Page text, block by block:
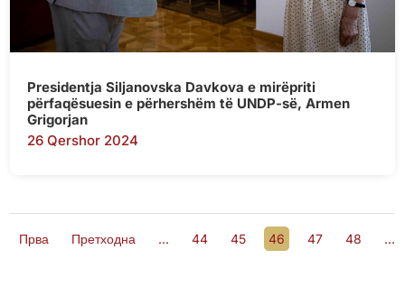
Presidentja Siljanovska Davkova e mirëpriti
përfaqësuesin e përhershëm të UNDP-së, Armen
Grigorjan
26 Qershor 2024
Прва Претходна ... 44 45 46 47 48 ...